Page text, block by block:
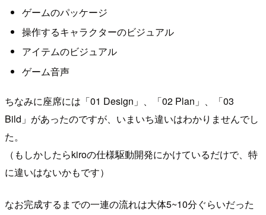
ゲームのパッケージ
操作するキャラクターのビジュアル
アイテムのビジュアル
ゲーム音声
ちなみに座席には「01 Design」、「02 Plan」、「03
Bild」があったのですが、いまいち違いはわかりませんでし
た。
（もしかしたらkiroの仕様駆動開発にかけているだけで、特
に違いはないかもです）
なお完成するまでの一連の流れは大体5~10分ぐらいだった